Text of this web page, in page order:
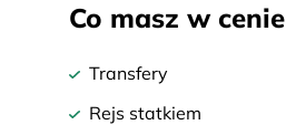
Co masz w cenie
Transfery
Rejs statkiem